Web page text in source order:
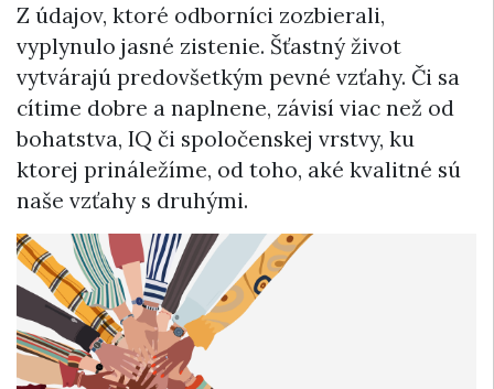
Z údajov, ktoré odborníci zozbierali,
vyplynulo jasné zistenie. Šťastný život
vytvárajú predovšetkým pevné vzťahy. Či sa
cítime dobre a naplnene, závisí viac než od
bohatstva, IQ či spoločenskej vrstvy, ku
ktorej prináležíme, od toho, aké kvalitné sú
naše vzťahy s druhými.